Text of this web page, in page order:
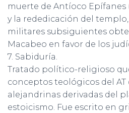
muerte de Antíoco Epífanes
y la rededicación del
militares subsiguientes
Macabeo en favor de los
7. Sabiduría.
Tratado político-religioso
conceptos teológicos del AT
alejandrinas derivadas del
estoicismo. Fue escrito en